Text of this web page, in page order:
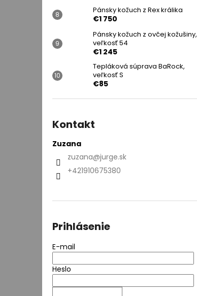
Pánsky kožuch z Rex králika
€1 750
Pánsky kožuch z ovčej kožušiny,
veľkosť 54
€1 245
Tepláková súprava BaRock,
veľkosť S
€85
Kontakt
Zuzana
zuzana@jurge.sk
+421910675380
Prihlásenie
E-mail
Heslo